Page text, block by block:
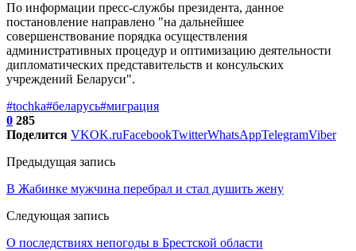
По информации пресс-службы президента, данное
постановление направлено "на дальнейшее
совершенствование порядка осуществления
административных процедур и оптимизацию деятельности
дипломатических представительств и консульских
учреждений Беларуси".
#tochka#беларусь#миграция
0 285
Поделится VKOK.ruFacebookTwitterWhatsAppTelegramViber
Предыдущая запись
В Жабинке мужчина перебрал и стал душить жену
Следующая запись
О последствиях непогоды в Брестской области